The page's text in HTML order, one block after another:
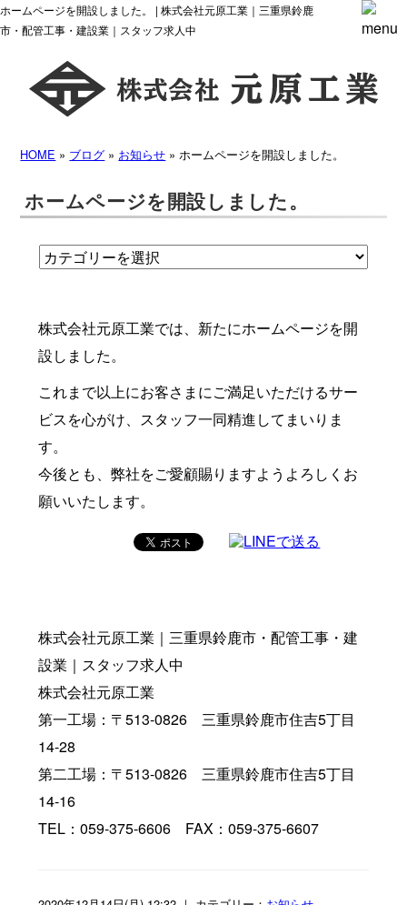
ホームページを開設しました。 | 株式会社元原工業｜三重県鈴鹿
市・配管工事・建設業｜スタッフ求人中
HOME » ブログ » お知らせ » ホームページを開設しました。
ホームページを開設しました。
株式会社元原工業では、新たにホームページを開
設しました。
これまで以上にお客さまにご満足いただけるサー
ビスを心がけ、スタッフ一同精進してまいりま
す。
今後とも、弊社をご愛顧賜りますようよろしくお
願いいたします。
株式会社元原工業｜三重県鈴鹿市・配管工事・建
設業｜スタッフ求人中
株式会社元原工業
第一工場：〒513-0826 三重県鈴鹿市住吉5丁目
14-28
第二工場：〒513-0826 三重県鈴鹿市住吉5丁目
14-16
TEL：059-375-6606 FAX：059-375-6607